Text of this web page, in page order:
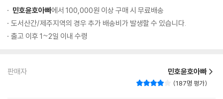
민호윤호아빠에서 100,000원 이상 구매 시 무료배송
도서산간/제주지역의 경우 추가 배송비가 발생할 수 있습니다.
출고 이후 1~2일 이내 수령
판매자 민호윤호아빠
187명 평가